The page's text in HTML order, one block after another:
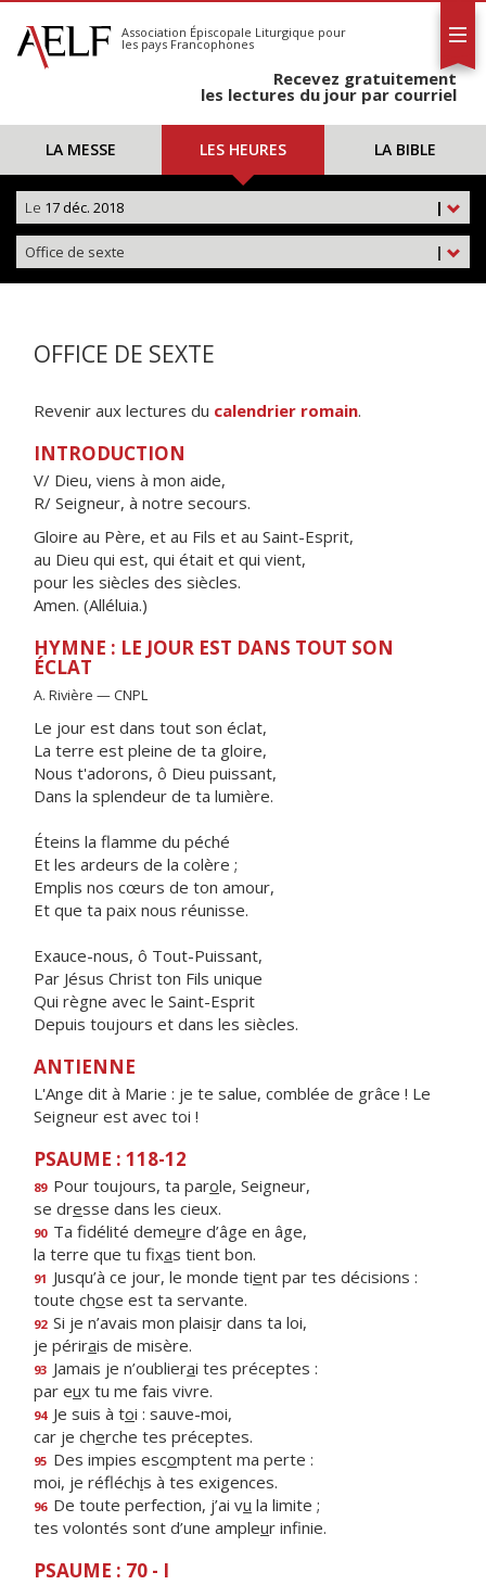
S'abonner
Calendrier
Association Épiscopale Liturgique pour
les pays Francophones
Recevez gratuitement
les lectures du jour par courriel
LA MESSE LES HEURES LA BIBLE
|
Le 17 déc. 2018
|
Office de sexte
OFFICE DE SEXTE
Revenir aux lectures du calendrier romain.
INTRODUCTION
V/ Dieu, viens à mon aide,
R/ Seigneur, à notre secours.
Gloire au Père, et au Fils et au Saint-Esprit,
au Dieu qui est, qui était et qui vient,
pour les siècles des siècles.
Amen. (Alléluia.)
HYMNE : LE JOUR EST DANS TOUT SON
ÉCLAT
A. Rivière — CNPL
Le jour est dans tout son éclat,
La terre est pleine de ta gloire,
Nous t'adorons, ô Dieu puissant,
Dans la splendeur de ta lumière.
Éteins la flamme du péché
Et les ardeurs de la colère ;
Emplis nos cœurs de ton amour,
Et que ta paix nous réunisse.
Exauce-nous, ô Tout-Puissant,
Par Jésus Christ ton Fils unique
Qui règne avec le Saint-Esprit
Depuis toujours et dans les siècles.
ANTIENNE
L'Ange dit à Marie : je te salue, comblée de grâce ! Le
Seigneur est avec toi !
PSAUME : 118-12
89 Pour toujours, ta parole, Seigneur,
se dresse dans les cieux.
90 Ta fidélité demeure d’âge en âge,
la terre que tu fixas tient bon.
91 Jusqu’à ce jour, le monde tient par tes décisions :
toute chose est ta servante.
92 Si je n’avais mon plaisir dans ta loi,
je périrais de misère.
93 Jamais je n’oublierai tes préceptes :
par eux tu me fais vivre.
94 Je suis à toi : sauve-moi,
car je cherche tes préceptes.
95 Des impies escomptent ma perte :
moi, je réfléchis à tes exigences.
96 De toute perfection, j’ai vu la limite ;
tes volontés sont d’une ampleur infinie.
PSAUME : 70 - I